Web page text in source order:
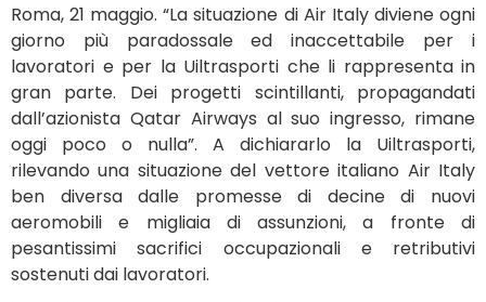
Roma, 21 maggio. “La situazione di Air Italy diviene ogni
giorno più paradossale ed inaccettabile per i
lavoratori e per la Uiltrasporti che li rappresenta in
gran parte. Dei progetti scintillanti, propagandati
dall’azionista Qatar Airways al suo ingresso, rimane
oggi poco o nulla”. A dichiararlo la Uiltrasporti,
rilevando una situazione del vettore italiano Air Italy
ben diversa dalle promesse di decine di nuovi
aeromobili e migliaia di assunzioni, a fronte di
pesantissimi sacrifici occupazionali e retributivi
sostenuti dai lavoratori.